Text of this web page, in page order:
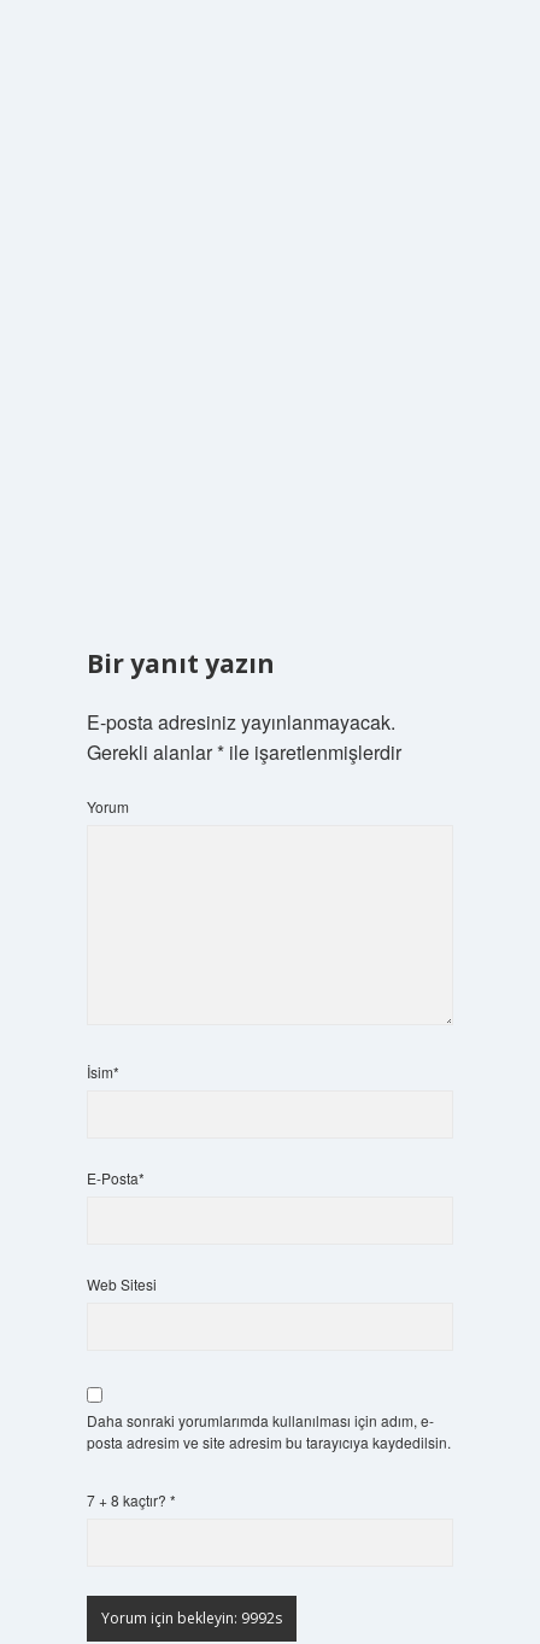
Bir yanıt yazın
E-posta adresiniz yayınlanmayacak.
Gerekli alanlar*ile işaretlenmişlerdir
Yorum
İsim*
E-Posta*
Web Sitesi
Daha sonraki yorumlarımda kullanılması için adım, e-
posta adresim ve site adresim bu tarayıcıya kaydedilsin.
7 + 8 kaçtır? *